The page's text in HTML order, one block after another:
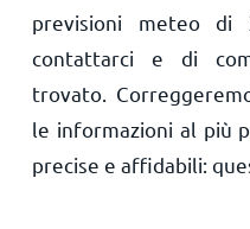
previsioni meteo di
contattarci e di
trovato.
le informazioni al più
precise e affidabili: